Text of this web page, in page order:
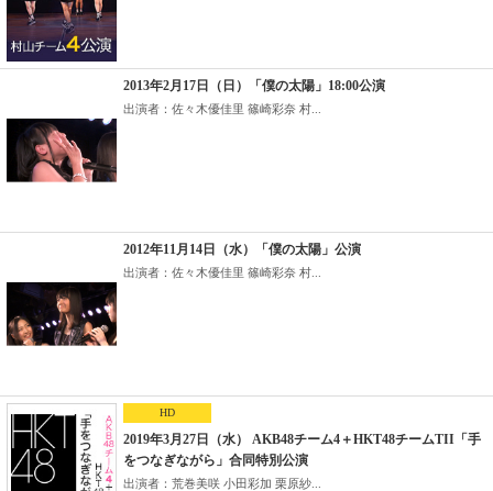
2013年2月17日（日）「僕の太陽」18:00公演
出演者：佐々木優佳里 篠崎彩奈 村...
2012年11月14日（水）「僕の太陽」公演
出演者：佐々木優佳里 篠崎彩奈 村...
HD
2019年3月27日（水） AKB48チーム4＋HKT48チームTII「手
をつなぎながら」合同特別公演
出演者：荒巻美咲 小田彩加 栗原紗...